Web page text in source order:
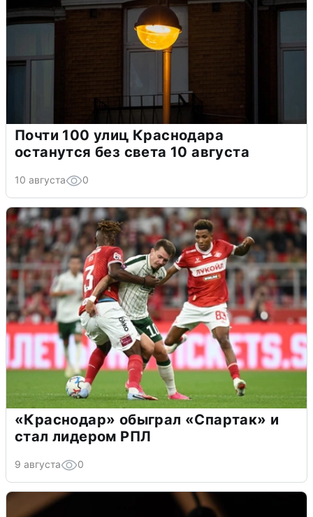
Почти 100 улиц Краснодара
останутся без света 10 августа
10 августа 0
«Краснодар» обыграл «Спартак» и
стал лидером РПЛ
9 августа 0